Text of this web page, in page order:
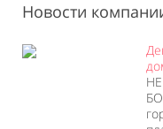
Новости